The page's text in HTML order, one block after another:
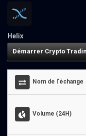
Helix
Démarrer Crypto
Nom de l'échange
Volume (24H)